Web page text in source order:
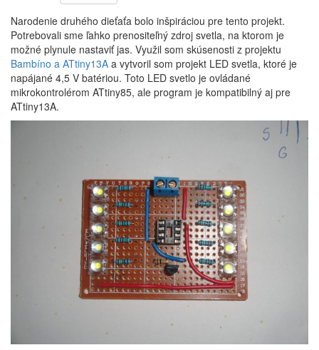
Narodenie druhého dieťaťa bolo inšpiráciou pre tento projekt.
Potrebovali sme ľahko prenositeľný zdroj svetla, na ktorom je
možné plynule nastaviť jas. Využil som skúsenosti z projektu
Bambíno a ATtiny13A a vytvoril som projekt LED svetla, ktoré je
napájané 4,5 V batériou. Toto LED svetlo je ovládané
mikrokontrolérom ATtiny85, ale program je kompatibilný aj pre
ATtiny13A.